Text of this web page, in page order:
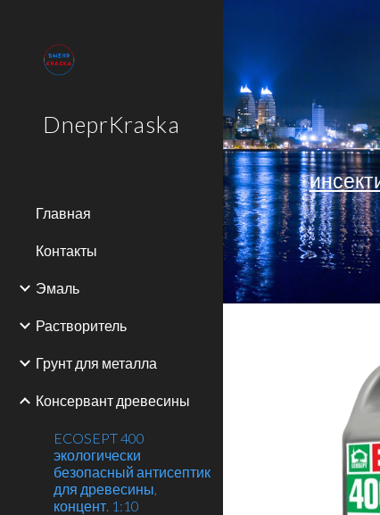
DneprKraska
Главная
Контакты
Эмаль
Растворитель
Грунт для металла
Консервант древесины
ECOSEPT 400
экологически
безопасный антисептик
для древесины,
концент. 1:10